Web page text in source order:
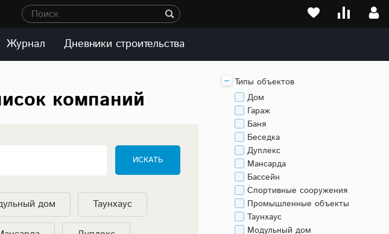
Поиск
Журнал Дневники строительства
компаний
ИСКАТЬ
дом Таунхаус
Типы объектов
Дом
Гараж
Баня
Беседка
Дуплекс
Мансарда
Бассейн
Спортивные сооружения
Промышленные объекты
Таунхаус
Модульный дом